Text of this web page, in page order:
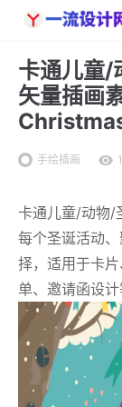
卡通儿童/
矢量插画
手绘插画
卡通儿童/动物/
每个圣诞活动
择，适用于卡
单、邀请函设计